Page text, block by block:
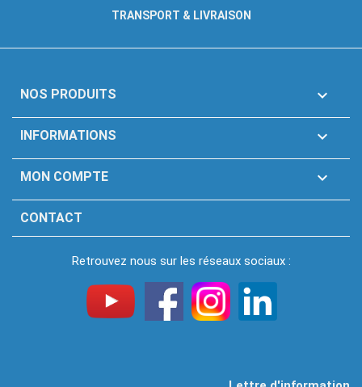
TRANSPORT & LIVRAISON
NOS PRODUITS 
INFORMATIONS 
MON COMPTE 
CONTACT
Retrouvez nous sur les réseaux sociaux :